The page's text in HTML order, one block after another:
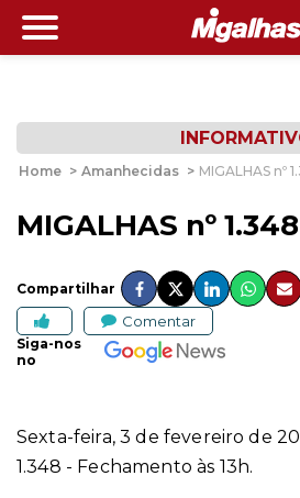
Home > Amanhecidas > MIGALHAS nº
MIGALHAS nº 1.348
Compartilhar
Comentar
Siga-nos
no
Sexta-feira, 3 de fevereiro de
1.348 - Fechamento às 13h.